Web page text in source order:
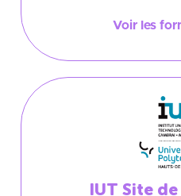
Voir les
IUT Site